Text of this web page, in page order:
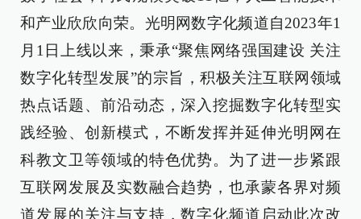
和产业欣欣向荣。光明网数字化频道自2023年1
月1日上线以来，秉承“聚焦网络强国建设 关注
数字化转型发展”的宗旨，积极关注互联网领域
热点话题、前沿动态，深入挖掘数字化转型实
践经验、创新模式，不断发挥并延伸光明网在
科教文卫等领域的特色优势。为了进一步紧跟
互联网发展及实数融合趋势，也承蒙各界对频
道发展的关注与支持，数字化频道启动此次改